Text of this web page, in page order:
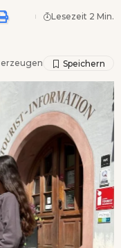
erzeugen
Lesezeit 2 Min.